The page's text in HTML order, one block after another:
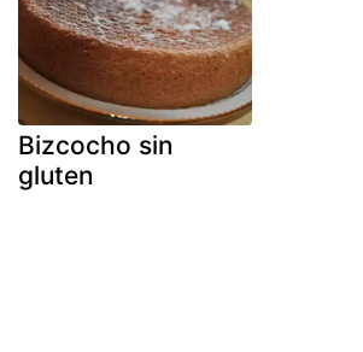
Bizcocho sin
gluten